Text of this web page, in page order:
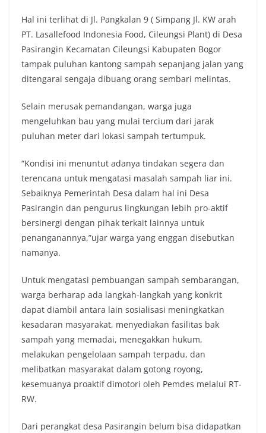
Hal ini terlihat di Jl. Pangkalan 9 ( Simpang Jl. KW arah
PT. Lasallefood Indonesia Food, Cileungsi Plant) di Desa
Pasirangin Kecamatan Cileungsi Kabupaten Bogor
tampak puluhan kantong sampah sepanjang jalan yang
ditengarai sengaja dibuang orang sembari melintas.
Selain merusak pemandangan, warga juga
mengeluhkan bau yang mulai tercium dari jarak
puluhan meter dari lokasi sampah tertumpuk.
“Kondisi ini menuntut adanya tindakan segera dan
terencana untuk mengatasi masalah sampah liar ini.
Sebaiknya Pemerintah Desa dalam hal ini Desa
Pasirangin dan pengurus lingkungan lebih pro-aktif
bersinergi dengan pihak terkait lainnya untuk
penanganannya,”ujar warga yang enggan disebutkan
namanya.
Untuk mengatasi pembuangan sampah sembarangan,
warga berharap ada langkah-langkah yang konkrit
dapat diambil antara lain sosialisasi meningkatkan
kesadaran masyarakat, menyediakan fasilitas bak
sampah yang memadai, menegakkan hukum,
melakukan pengelolaan sampah terpadu, dan
melibatkan masyarakat dalam gotong royong,
kesemuanya proaktif dimotori oleh Pemdes melalui RT-
RW.
Dari perangkat desa Pasirangin belum bisa didapatkan